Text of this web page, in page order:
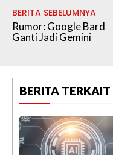
BERITA SEBELUMNYA
Rumor: Google Bard
Ganti Jadi Gemini
BERITA TERKAIT